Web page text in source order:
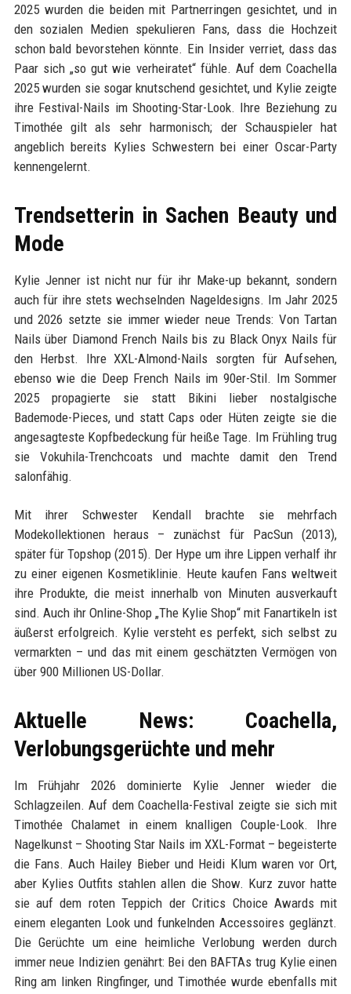
2025 wurden die beiden mit Partnerringen gesichtet, und in
den sozialen Medien spekulieren Fans, dass die Hochzeit
schon bald bevorstehen könnte. Ein Insider verriet, dass das
Paar sich „so gut wie verheiratet“ fühle. Auf dem Coachella
2025 wurden sie sogar knutschend gesichtet, und Kylie zeigte
ihre Festival-Nails im Shooting-Star-Look. Ihre Beziehung zu
Timothée gilt als sehr harmonisch; der Schauspieler hat
angeblich bereits Kylies Schwestern bei einer Oscar-Party
kennengelernt.
Trendsetterin in Sachen Beauty und
Mode
Kylie Jenner ist nicht nur für ihr Make-up bekannt, sondern
auch für ihre stets wechselnden Nageldesigns. Im Jahr 2025
und 2026 setzte sie immer wieder neue Trends: Von Tartan
Nails über Diamond French Nails bis zu Black Onyx Nails für
den Herbst. Ihre XXL-Almond-Nails sorgten für Aufsehen,
ebenso wie die Deep French Nails im 90er-Stil. Im Sommer
2025 propagierte sie statt Bikini lieber nostalgische
Bademode-Pieces, und statt Caps oder Hüten zeigte sie die
angesagteste Kopfbedeckung für heiße Tage. Im Frühling trug
sie Vokuhila-Trenchcoats und machte damit den Trend
salonfähig.
Mit ihrer Schwester Kendall brachte sie mehrfach
Modekollektionen heraus – zunächst für PacSun (2013),
später für Topshop (2015). Der Hype um ihre Lippen verhalf ihr
zu einer eigenen Kosmetiklinie. Heute kaufen Fans weltweit
ihre Produkte, die meist innerhalb von Minuten ausverkauft
sind. Auch ihr Online-Shop „The Kylie Shop“ mit Fanartikeln ist
äußerst erfolgreich. Kylie versteht es perfekt, sich selbst zu
vermarkten – und das mit einem geschätzten Vermögen von
über 900 Millionen US-Dollar.
Aktuelle News: Coachella,
Verlobungsgerüchte und mehr
Im Frühjahr 2026 dominierte Kylie Jenner wieder die
Schlagzeilen. Auf dem Coachella-Festival zeigte sie sich mit
Timothée Chalamet in einem knalligen Couple-Look. Ihre
Nagelkunst – Shooting Star Nails im XXL-Format – begeisterte
die Fans. Auch Hailey Bieber und Heidi Klum waren vor Ort,
aber Kylies Outfits stahlen allen die Show. Kurz zuvor hatte
sie auf dem roten Teppich der Critics Choice Awards mit
einem eleganten Look und funkelnden Accessoires geglänzt.
Die Gerüchte um eine heimliche Verlobung werden durch
immer neue Indizien genährt: Bei den BAFTAs trug Kylie einen
Ring am linken Ringfinger, und Timothée wurde ebenfalls mit